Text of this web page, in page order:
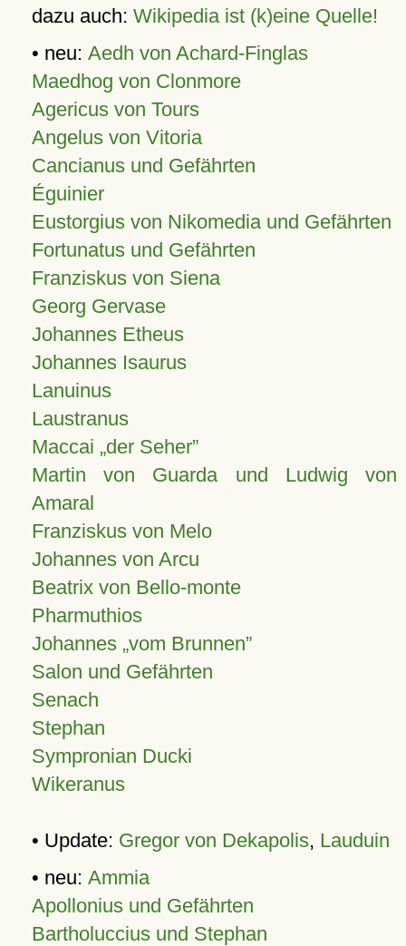
dazu auch: Wikipedia ist (k)eine Quelle!
• neu: Aedh von Achard-Finglas
Maedhog von Clonmore
Agericus von Tours
Angelus von Vitoria
Cancianus und Gefährten
Éguinier
Eustorgius von Nikomedia und Gefährten
Fortunatus und Gefährten
Franziskus von Siena
Georg Gervase
Johannes Etheus
Johannes Isaurus
Lanuinus
Laustranus
Maccai „der Seher”
Martin von Guarda und Ludwig von
Amaral
Franziskus von Melo
Johannes von Arcu
Beatrix von Bello-monte
Pharmuthios
Johannes vom Brunnen
Salon und Gefährten
Senach
Stephan
Sympronian Ducki
Wikeranus
• Update: Gregor von Dekapolis, Lauduin
• neu: Ammia
Apollonius und Gefährten
Bartholuccius und Stephan